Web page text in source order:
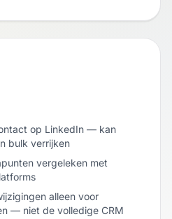
op LinkedIn — kan
bulk verrijken
vergeleken met
alleen voor
— niet de volledige CRM